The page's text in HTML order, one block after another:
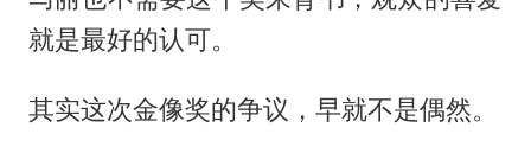
就是最好的认可。
其实这次金像奖的争议，早就不是偶然。